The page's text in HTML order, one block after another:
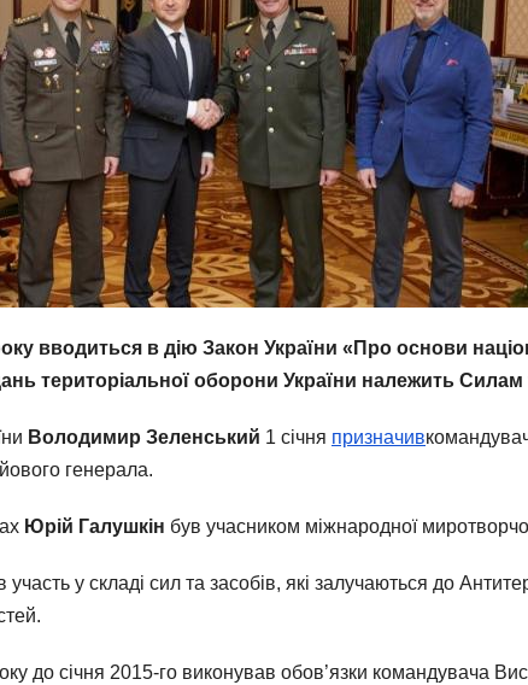
вводиться в дію Закон України «Про основи
територіальної оборони України належить
Володимир Зеленський 1 січня призначив
генерала.
Юрій Галушкін був учасником міжнародної
у складі сил та засобів, які залучаються до
до січня 2015-го виконував обов’язки командувача